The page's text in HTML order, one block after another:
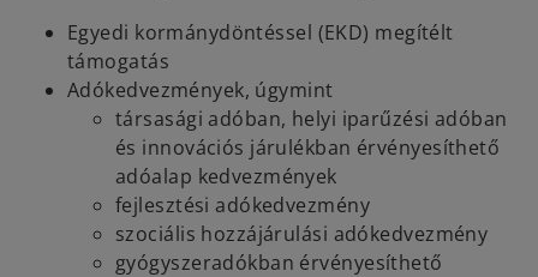
Egyedi kormánydöntéssel (EKD) megítélt
támogatás
Adókedvezmények, úgymint
társasági adóban, helyi iparűzési adóban
és innovációs járulékban érvényesíthető
adóalap kedvezmények
fejlesztési adókedvezmény
szociális hozzájárulási adókedvezmény
gyógyszeradókban érvényesíthető